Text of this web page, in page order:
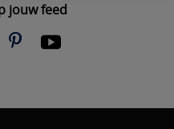
jouw feed